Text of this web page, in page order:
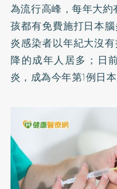
為流行高峰，每年大
孩都有免費施打日本
炎感染者以年紀大沒
降的成年人居多；日
炎，成為今年第1例日本